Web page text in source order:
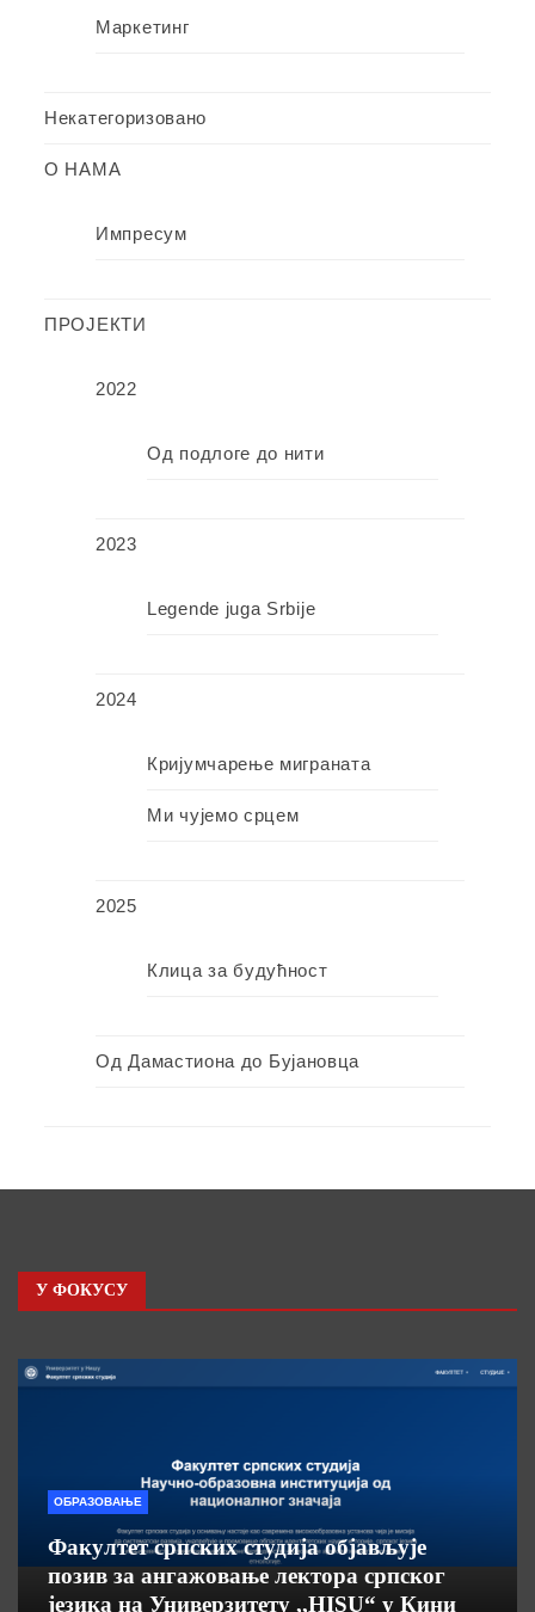
Маркетинг
Некатегоризовано
О НАМА
Импресум
ПРОЈЕКТИ
2022
Од подлоге до нити
2023
Legende juga Srbije
2024
Кријумчарење миграната
Ми чујемо срцем
2025
Клица за будућност
Од Дамастиона до Бујановца
У ФОКУСУ
ОБРАЗОВАЊЕ
Факултет српских студија објављује
позив за ангажовање лектора српског
језика на Универзитету ,,HISU“ у Кини